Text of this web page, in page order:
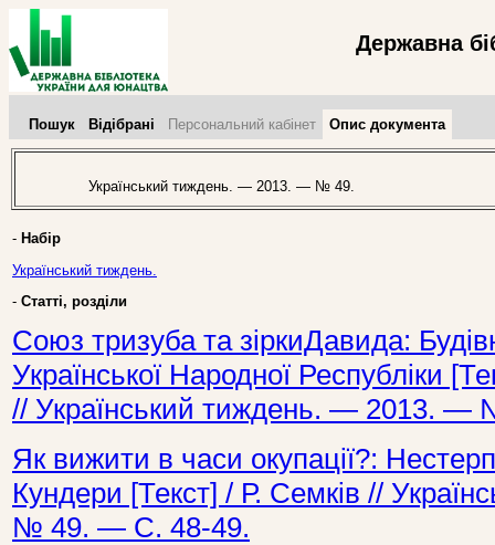
Державна
Пошук Відібрані Персональний кабінет Опис документа
Український тиждень. — 2013. — № 49.
- Набір
Український тиждень.
- Статті, розділи
Союз тризуба та зіркиДавида:
Української Народної Республіки
// Український тиждень. — 2013.
Як вижити в часи окупації?:
Кундери [Текст] / Р. Семків //
№ 49. — С. 48-49.